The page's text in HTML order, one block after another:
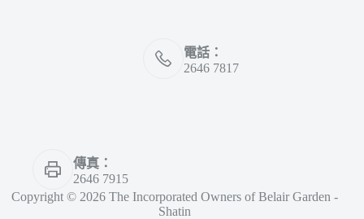
電話：
2646 7817
傳真：
2646 7915
Copyright © 2026 The Incorporated Owners of Belair Garden -
Shatin